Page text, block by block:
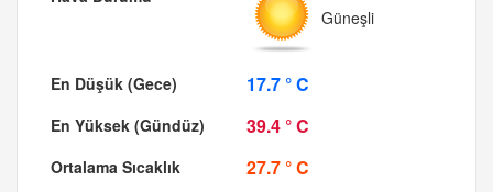
Güneşli
17.7 ° C
39.4 ° C
27.7 ° C